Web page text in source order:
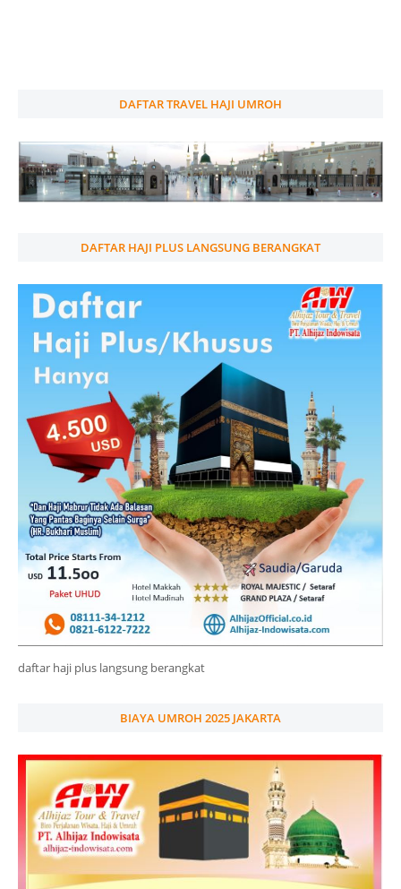
DAFTAR TRAVEL HAJI UMROH
DAFTAR HAJI PLUS LANGSUNG BERANGKAT
daftar haji plus langsung berangkat
BIAYA UMROH 2025 JAKARTA